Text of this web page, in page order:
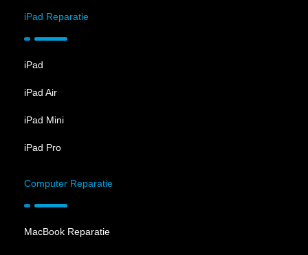
iPad Reparatie
iPad
iPad Air
iPad Mini
iPad Pro
Computer Reparatie
MacBook Reparatie